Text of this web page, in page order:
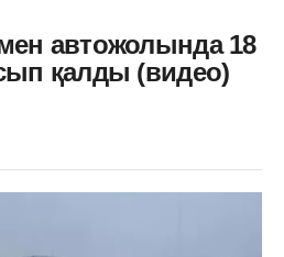
автожолында 18
қалды (видео)